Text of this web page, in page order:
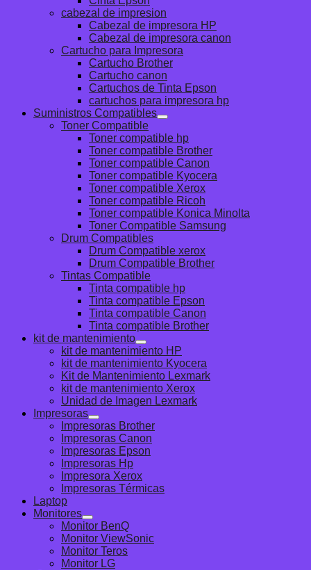
cabezal de impresion
Cabezal de impresora HP
Cabezal de impresora canon
Cartucho para Impresora
Cartucho Brother
Cartucho canon
Cartuchos de Tinta Epson
cartuchos para impresora hp
Suministros Compatibles
Toner Compatible
Toner compatible hp
Toner compatible Brother
Toner compatible Canon
Toner compatible Kyocera
Toner compatible Xerox
Toner compatible Ricoh
Toner compatible Konica Minolta
Toner Compatible Samsung
Drum Compatibles
Drum Compatible xerox
Drum Compatible Brother
Tintas Compatible
Tinta compatible hp
Tinta compatible Epson
Tinta compatible Canon
Tinta compatible Brother
kit de mantenimiento
kit de mantenimiento HP
kit de mantenimiento Kyocera
Kit de Mantenimiento Lexmark
kit de mantenimiento Xerox
Unidad de Imagen Lexmark
Impresoras
Impresoras Brother
Impresoras Canon
Impresoras Epson
Impresoras Hp
Impresora Xerox
Impresoras Térmicas
Laptop
Monitores
Monitor BenQ
Monitor ViewSonic
Monitor Teros
Monitor LG